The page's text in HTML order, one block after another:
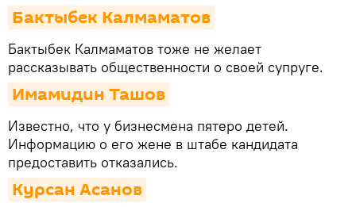
Бактыбек Калмаматов
Бактыбек Калмаматов тоже не желает
рассказывать общественности о своей супруге.
Имамидин Ташов
Известно, что у бизнесмена пятеро детей.
Информацию о его жене в штабе кандидата
предоставить отказались.
Курсан Асанов